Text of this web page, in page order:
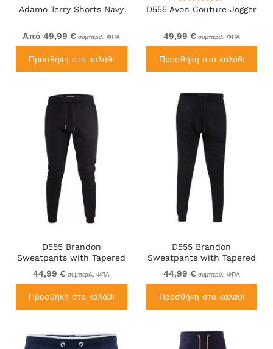
Adamo Terry Shorts Navy
Από 49,99 € συμπεριλ. ΦΠΑ
Προσθήκη στο καλάθι
D555 Avon Couture Jogger
49,99 € συμπεριλ. ΦΠΑ
Προσθήκη στο καλάθι
D555 Brandon
Sweatpants with Tapered
leg Black
44,99 € συμπεριλ. ΦΠΑ
Προσθήκη στο καλάθι
D555 Brandon
Sweatpants with Tapered
leg Navy
44,99 € συμπεριλ. ΦΠΑ
Προσθήκη στο καλάθι